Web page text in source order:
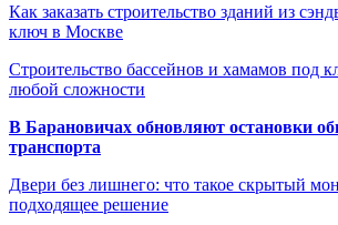
Как заказать строительство зданий из
ключ в Москве
Строительство бассейнов и хамамов под
любой сложности
В Барановичах обновляют остановки
транспорта
Двери без лишнего: что такое скрытый
подходящее решение